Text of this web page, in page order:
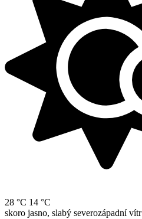
28 °C 14 °C
skoro jasno, slabý severozápadní vítr